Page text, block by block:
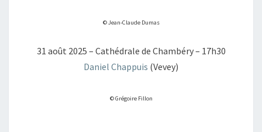
© Jean-Claude Dumas
31 août 2025 – Cathédrale de Chambéry – 17h30
Daniel Chappuis (Vevey)
© Grégoire Fillon